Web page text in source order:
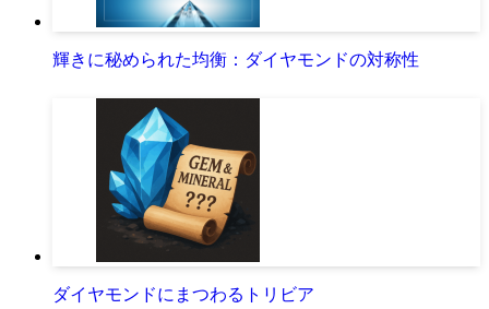
輝きに秘められた均衡：ダイヤモンドの対称性
ダイヤモンドにまつわるトリビア